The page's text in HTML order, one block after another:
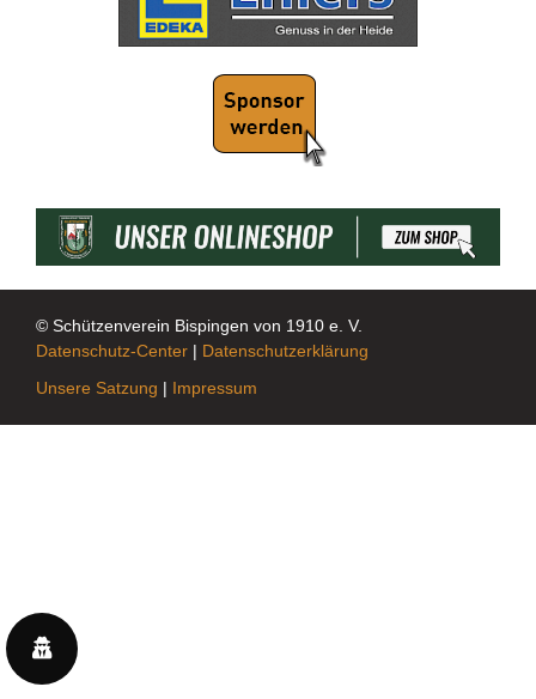
© Schützenverein Bispingen von 1910 e. V.
Datenschutz-Center | Datenschutzerklärung
Unsere Satzung | Impressum